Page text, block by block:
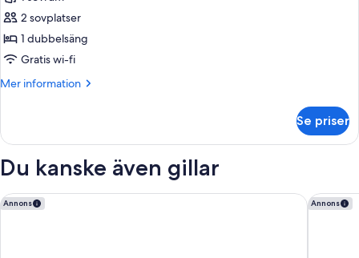
för
Economy
dubbelrum
2 sovplatser
1 dubbelsäng
Gratis wi-fi
Mer information
Mer
dubbelrum
Se priser
Du kanske även gillar
Annons
Holiday Inn Express Ramsgate - Minster by IHG Annons
Best